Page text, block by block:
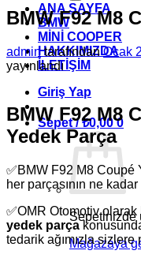
ANA SAYFA
BMW
MİNİ COOPER
HAKKIMIZDA
İLETİŞİM
Giriş Yap
Sepet /₺0,00 0
Sepetinizde
Mağazaya
BMW F92 M8
admintarafından Ocak
yayınlandı
BMW F92 M8
Yedek Parça
✅BMW F92 M8 Coupé
her parçasının ne
✅OMR Otomotiv olarak
yedek parça
tedarik ağımızla